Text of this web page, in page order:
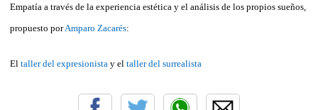
Empatía a través de la experiencia estética y el análisis de los propios sueños,
propuesto porAmparo Zacarés:
El taller del expresionista y el taller del surrealista